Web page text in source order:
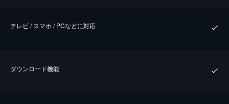
テレビ / スマホ / PCなどに対応
ダウンロード機能